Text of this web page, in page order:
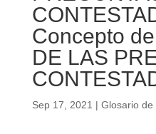
Concepto
DE LAS
Sep 17, 2021 | Glosario de